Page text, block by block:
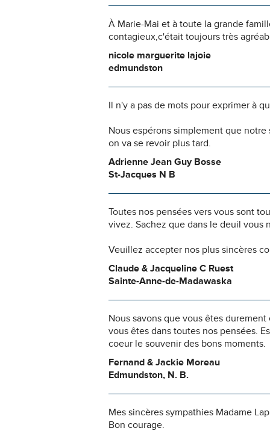
À Marie-Mai et à toute la grande
contagieux,c'était toujours très
nicole marguerite lajoie
edmundston
Il n'y a pas de mots pour exprimer à
Nous espérons simplement que
on va se revoir plus tard.
Adrienne Jean Guy Bosse
St-Jacques N B
Toutes nos pensées vers vous sont
vivez. Sachez que dans le deuil vous
Veuillez accepter nos plus sincères
Claude & Jacqueline C Ruest
Sainte-Anne-de-Madawaska
Nous savons que vous êtes
vous êtes dans toutes nos pensées.
coeur le souvenir des bons moments.
Fernand & Jackie Moreau
Edmundston, N. B.
Mes sincères sympathies Madame
Bon courage.